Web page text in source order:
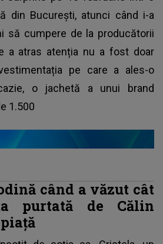
din București, atunci când i-a
să cumpere de la producătorii
a atras atenția nu a fost doar
pe care a ales-o
o jachetă a unui brand
1.500
când a văzut cât
purtată de Călin